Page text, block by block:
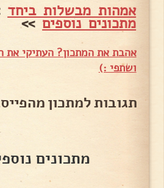
אמהות מבשלות ביחד
מתכונים נוספים>>
אהבת את המתכון? העתיקי את
ושתפי :)
תגובות למתכון
מתכונים